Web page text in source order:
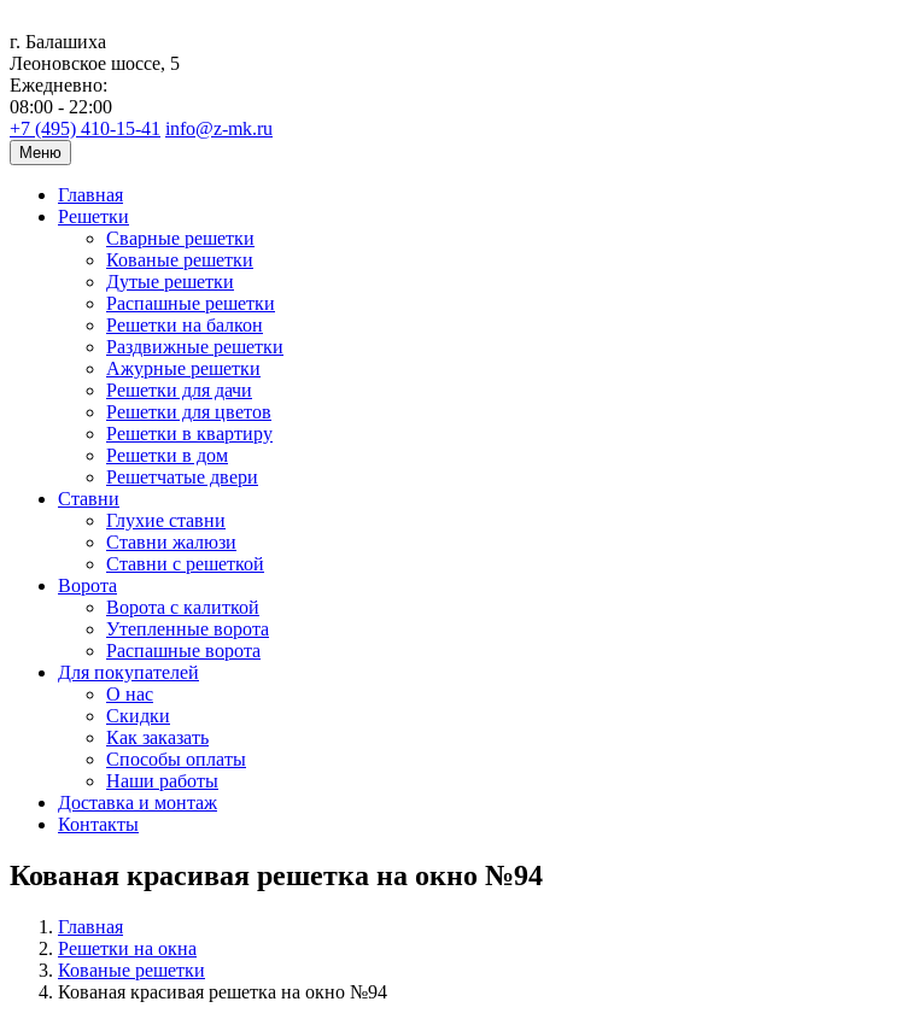
г. Балашиха
Леоновское шоссе, 5
Ежедневно:
08:00 - 22:00
+7 (495) 410-15-41 info@z-mk.ru
Меню
Главная
Решетки
Сварные решетки
Кованые решетки
Дутые решетки
Распашные решетки
Решетки на балкон
Раздвижные решетки
Ажурные решетки
Решетки для дачи
Решетки для цветов
Решетки в квартиру
Решетки в дом
Решетчатые двери
Ставни
Глухие ставни
Ставни жалюзи
Ставни с решеткой
Ворота
Ворота с калиткой
Утепленные ворота
Распашные ворота
Для покупателей
О нас
Скидки
Как заказать
Способы оплаты
Наши работы
Доставка и монтаж
Контакты
Кованая красивая решетка на окно №94
Главная
Решетки на окна
Кованые решетки
Кованая красивая решетка на окно №94